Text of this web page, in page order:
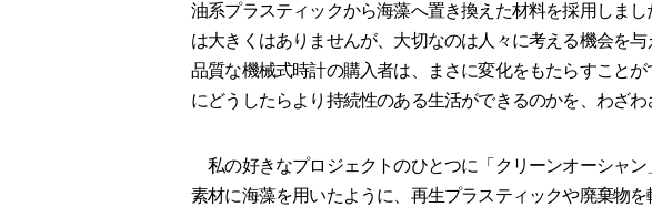
油系プラスティックから海藻へ置き換えた材料を採用しま
は大きくはありませんが、大切なのは人々に考える機会を
品質な機械式時計の購入者は、まさに変化をもたらすこと
にどうしたらより持続性のある生活ができるのかを、わざわ
私の好きなプロジェクトのひとつに「クリーンオーシャ
素材に海藻を用いたように、再生プラスティックや廃棄物